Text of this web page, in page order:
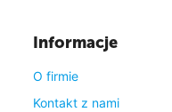
Informacje
O firmie
Kontakt z nami